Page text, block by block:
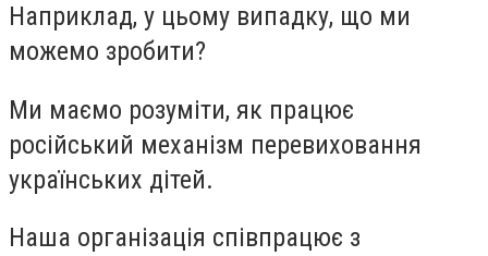
Наприклад, у цьому випадку, що ми
можемо зробити?
Ми маємо розуміти, як працює
російський механізм перевиховання
українських дітей.
Наша організація співпрацює з